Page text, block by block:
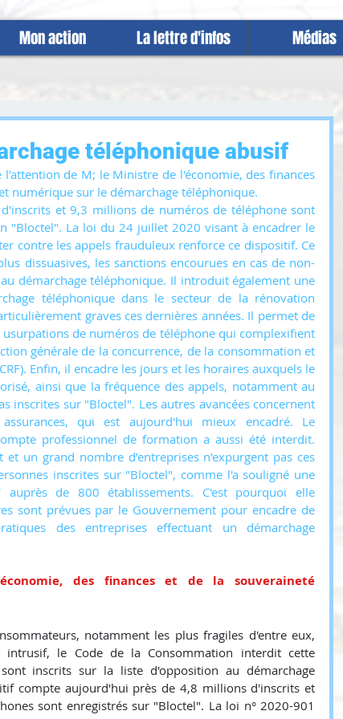
Mon action La lettre d'infos Médias
téléphonique abusif
l'attention de M; le Ministre de l'économie, des finances
numérique sur le démarchage téléphonique.
et 9,3 millions de numéros de téléphone sont
"Bloctel". La loi du 24 juillet 2020 visant à encadrer le
contre les appels frauduleux renforce ce dispositif. Ce
dissuasives, les sanctions encourues en cas de non-
démarchage téléphonique. Il introduit également une
téléphonique dans le secteur de la rénovation
graves ces dernières années. Il permet de
de numéros de téléphone qui complexifient
générale de la concurrence, de la consommation et
Enfin, il encadre les jours et les horaires auxquels le
ainsi que la fréquence des appels, notamment au
inscrites sur "Bloctel". Les autres avancées concernent
qui est aujourd'hui mieux encadré. Le
professionnel de formation a aussi été interdit.
un grand nombre d’entreprises n'expurgent pas ces
inscrites sur "Bloctel", comme l'a souligné une
auprès de 800 établissements. C'est pourquoi elle
sont prévues par le Gouvernement pour encadre de
des entreprises effectuant un démarchage
des finances et de la souveraineté
notamment les plus fragiles d'entre eux,
intrusif, le Code de la Consommation interdit cette
inscrits sur la liste d'opposition au démarchage
compte aujourd'hui près de 4,8 millions d'inscrits et
sont enregistrés sur "Bloctel". La loi n° 2020-901